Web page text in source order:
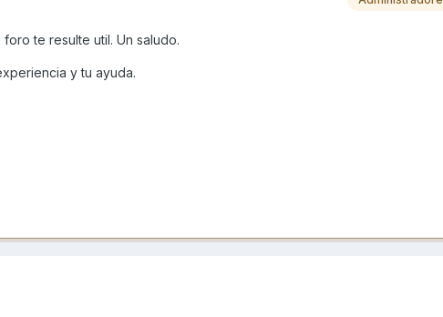
te resulte util. Un saludo.
y tu ayuda.